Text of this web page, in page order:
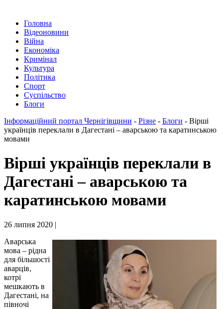
Головна
Відеоновини
Війна
Економіка
Кримінал
Культура
Політика
Спорт
Суспільство
Блоги
Інформаційний портал Чернігівщини - Різне - Блоги - Вірші
українців переклали в Дагестані – аварською та каратинською
мовами
Вірші українців переклали в
Дагестані – аварською та
каратинською мовами
26 липня 2020 |
Аварська
мова – рідна
для більшості
аварців,
котрі
мешкають в
Дагестані, на
півночі